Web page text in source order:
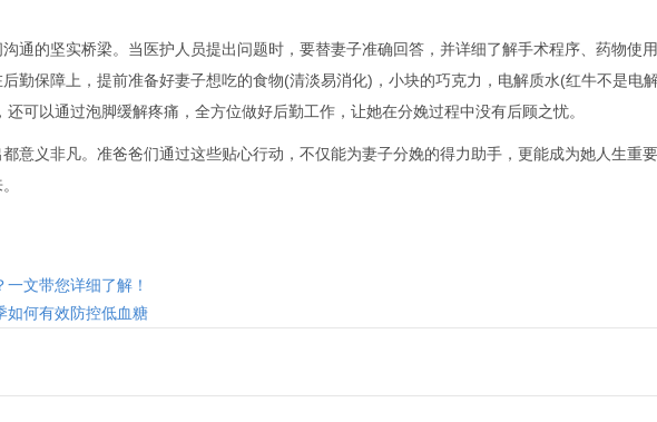
的坚实桥梁。当医护人员提出问题时，要替妻子准确回答，并详细了解手术程序、药物使
勤保障上，提前准备好妻子想吃的食物(清淡易消化)，小块的巧克力，电解质水(红牛不是电
可以通过泡脚缓解疼痛，全方位做好后勤工作，让她在分娩过程中没有后顾之忧。
义非凡。准爸爸们通过这些贴心行动，不仅能为妻子分娩的得力助手，更能成为她人生重
文带您详细了解！
如何有效防控低血糖